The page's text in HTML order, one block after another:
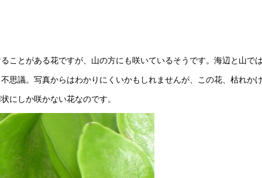
ことがある花ですが、山の方にも咲いているそうです。海辺と山で
思議。写真からはわかりにくいかもしれませんが、この花、枯れかけ
にしか咲かない花なのです。